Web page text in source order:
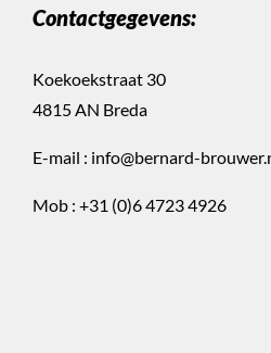
Contactgegevens:
Koekoekstraat 30
4815 AN Breda
E-mail : info@bernard-
Mob : +31 (0)6 4723 4926